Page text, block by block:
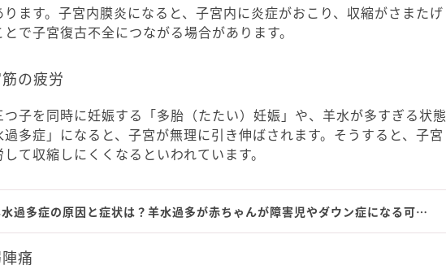
ります。子宮内膜炎になると、子宮内に炎症がおこり、収縮がさまたげ
とで子宮復古不全につながる場合があります。
の疲労
つ子を同時に妊娠する「多胎（たたい）妊娠」や、羊水が多すぎる状態
過多症」になると、子宮が無理に引き伸ばされます。そうすると、子宮
て収縮しにくくなるといわれています。
過多症の原因と症状は？羊水過多が赤ちゃんが障害児やダウン症になる可…
痛